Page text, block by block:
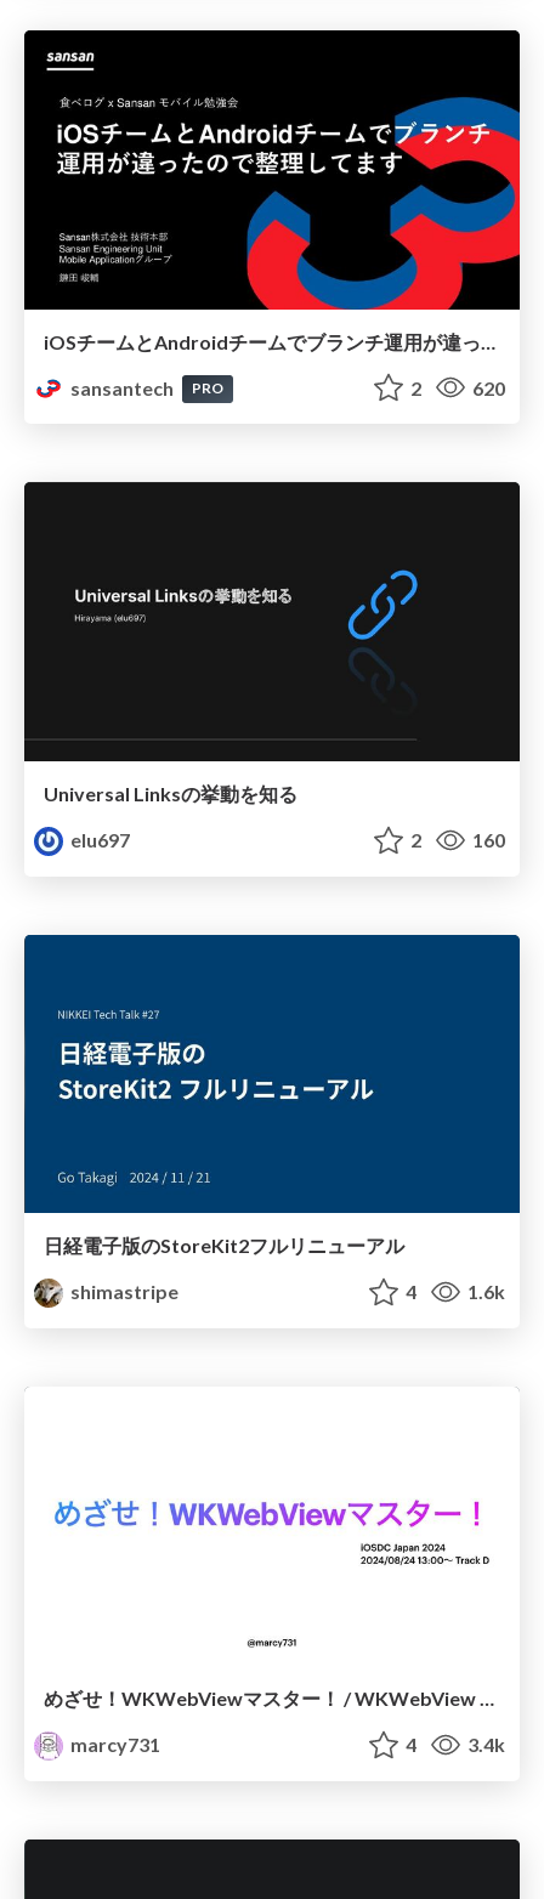
sansantech
PRO 2 620
Universal Linksの挙動を知る
elu697
2 160
日経電子版のStoreKit2フルリニューアル
shimastripe
4 1.6k
marcy731
4 3.4k